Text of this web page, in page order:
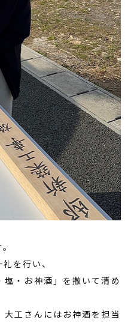
を行い、
・お神酒」を撒いて清め
工さんにはお神酒を担当